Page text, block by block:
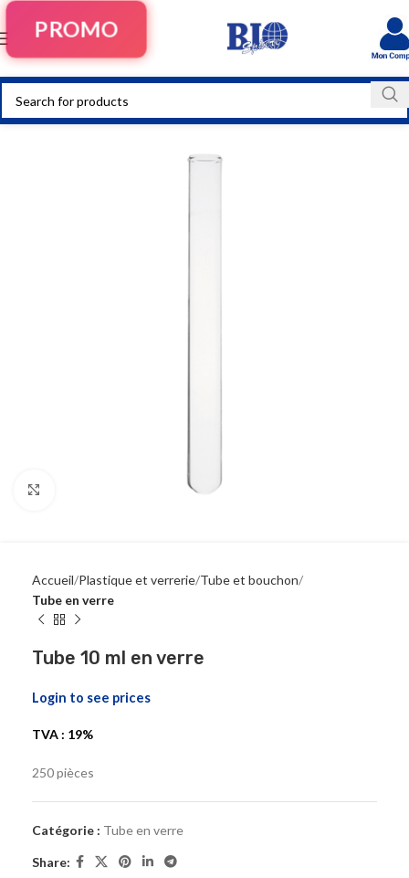
PROMO
Accueil Plastique et verrerie Tube et bouchon
Tube en verre
Tube 10 ml en verre
Login to see prices
TVA : 19%
250 pièces
Catégorie : Tube en verre
Share: